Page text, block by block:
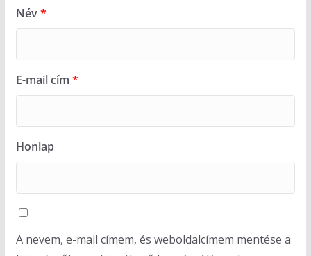
Név*
E-mail cím *
Honlap
A nevem, e-mail címem, és weboldalcímem mentése a